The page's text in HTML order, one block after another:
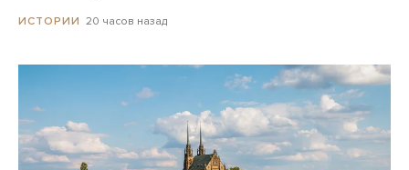
ИСТОРИИ 20 часов назад